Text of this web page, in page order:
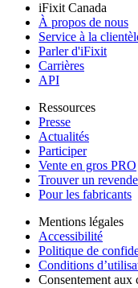
iFixit Canada
À propos de nous
Service à la
Parler d'iFixit
Carrières
API
Ressources
Presse
Actualités
Participer
Vente en gros PRO
Trouver un
Pour les fabricants
Mentions légales
Accessibilité
Politique de
Conditions
Consentement aux